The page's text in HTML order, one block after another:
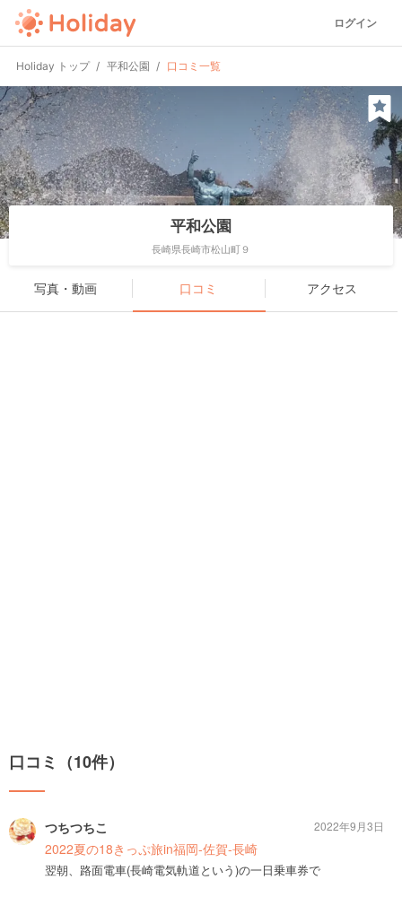
ログイン
Holiday トップ 平和公園 口コミ一覧
平和公園
長崎県長崎市松山町９
写真・動画 口コミ アクセス
口コミ（10件）
つちつちこ
2022夏の18きっぷ旅in福岡-佐賀-長崎
翌朝、路面電車(長崎電気軌道という)の一日乗車券で
2022年9月3日